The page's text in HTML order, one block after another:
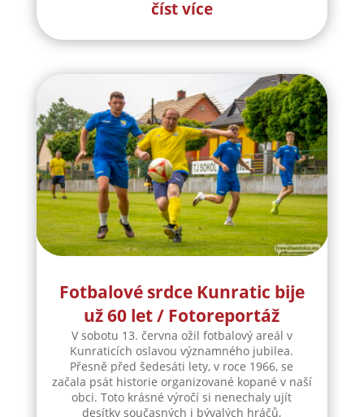
číst více
Fotbalové srdce Kunratic bije
už 60 let / Fotoreportáž
V sobotu 13. června ožil fotbalový areál v
Kunraticích oslavou významného jubilea.
Přesně před šedesáti lety, v roce 1966, se
začala psát historie organizované kopané v naší
obci. Toto krásné výročí si nenechaly ujít
desítky současných i bývalých hráčů,